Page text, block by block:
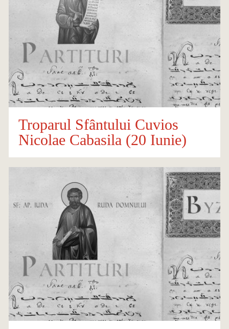
Troparul Sfântului Cuvios
Nicolae Cabasila (20 Iunie)